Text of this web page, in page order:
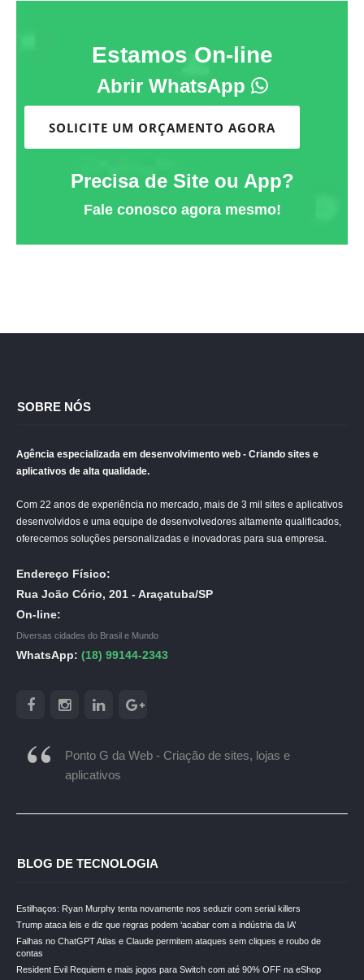
Estamos On-line
Abrir WhatsApp
SOLICITE UM ORÇAMENTO AGORA
Precisa de Site ou App?
Fale conosco agora mesmo!
SOBRE NÓS
Agência especializada em desenvolvimento web - Criando sites e
aplicativos de alta qualidade.
Com 22 anos de experiência no mercado, mais de 3 mil sites e aplicativos
desenvolvidos e uma equipe de desenvolvedores altamente qualificados,
oferecemos soluções personalizadas e inovadoras para sua empresa.
Endereço Físico:
Rua João Cório, 201 - Araçatuba/SP
On-line:
Diversas cidades do Brasil e Mundo
WhatsApp: (18) 99144-2343
Ponto G da Web - Criação de sites, lojas e
aplicativos
BLOG DE TECNOLOGIA
Estilhaços: Ryan Murphy tenta novamente nos seduzir com serial killers
Trump ataca leis e diz que regras podem ‘acabar com a indústria da IA’
Falhas no ChatGPT Atlas e Claude permitem ataques sem cliques e roubo de
contas
Resident Evil Requiem e mais jogos para Switch com até 90% OFF na eShop